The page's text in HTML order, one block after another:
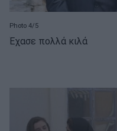
Photo 4/5
Έχασε πολλά κιλά